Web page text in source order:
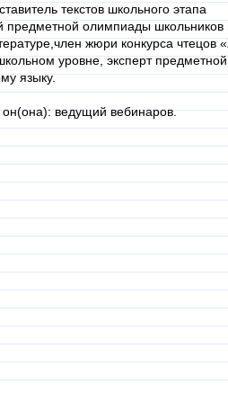
текстов школьного этапа
предметной олимпиады школьников
жюри конкурса чтецов
уровне, эксперт
языку.
ведущий вебинаров.